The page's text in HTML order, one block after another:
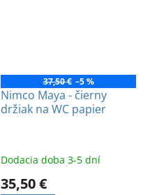
37,50 € –5 %
Nimco Maya - čierny
držiak na WC papier
Dodacia doba 3-5 dní
35,50 €